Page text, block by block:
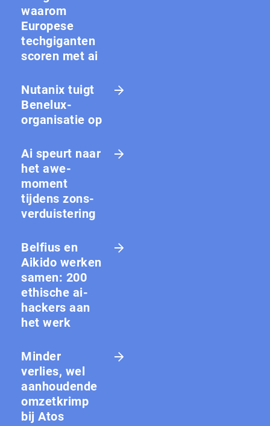
waarom
Europese
techgiganten
scoren met ai
Nutanix tuigt
Benelux-
organisatie op
Ai speurt naar
het awe-
moment
tijdens zons­
ver­duis­te­ring
Belfius en
Aikido werken
samen: 200
ethische ai-
hackers aan
het werk
Minder
verlies, wel
aanhoudende
omzetkrimp
bij Atos